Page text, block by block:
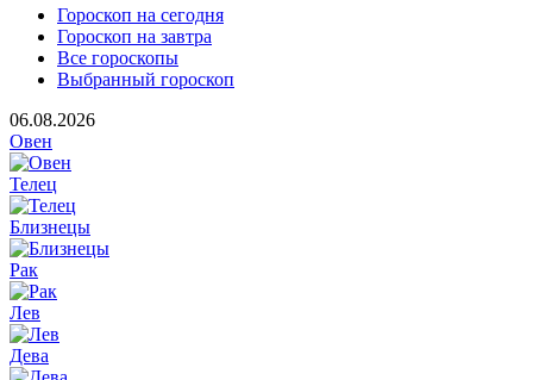
Гороскоп на сегодня
Гороскоп на завтра
Все гороскопы
Выбранный гороскоп
06.08.2026
Овен
Телец
Близнецы
Рак
Лев
Дева